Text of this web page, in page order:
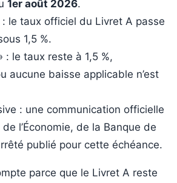
1er août 2026.
: le taux officiel du Livret A passe
1,5 %.
: le taux reste à 1,5 %,
aucune baisse applicable n’est
: une communication officielle
l’Économie, de la Banque de
publié pour cette échéance.
parce que le Livret A reste